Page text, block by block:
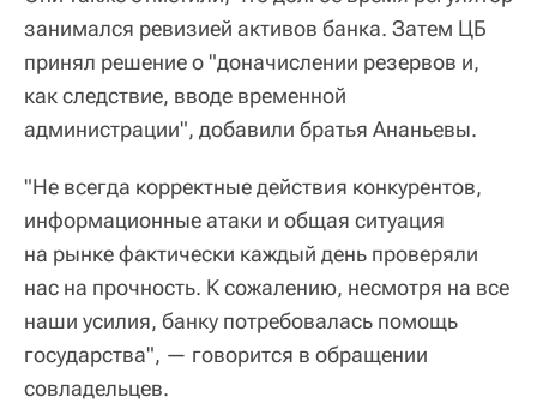
занимался ревизией активов банка. Затем ЦБ
принял решение о "доначислении резервов и,
как следствие, вводе временной
администрации", добавили братья Ананьевы.
"Не всегда корректные действия конкурентов,
информационные атаки и общая ситуация
на рынке фактически каждый день проверяли
нас на прочность. К сожалению, несмотря на все
наши усилия, банку потребовалась помощь
государства", — говорится в обращении
совладельцев.